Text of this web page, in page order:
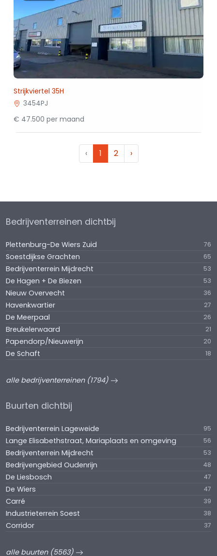
Strijkviertel 35H
3454PJ
€ 47.500 per maand
‹ 1 2 ›
Bedrijventerreinen dichtbij
Plettenburg-De Wiers Zuid 76
Soestdijkse Grachten 65
Bedrijventerrein Mijdrecht 53
De Hagen + De Biezen 53
Nieuw Overvecht 36
Havenkwartier 27
De Meerpaal 26
Breukelerwaard 21
Papendorp/Nieuwerijn 20
De Schaft 18
alle bedrijventerreinen (1794)
Buurten dichtbij
Bedrijventerrein Lageweide 95
Lange Elisabethstraat, Mariaplaats en omgeving 56
Bedrijventerrein Mijdrecht 53
Bedrijvengebied Oudenrijn 48
De Liesbosch 47
De Wiers 47
Carré 39
Industrieterrein Soest 38
Corridor 37
alle buurten (5563)